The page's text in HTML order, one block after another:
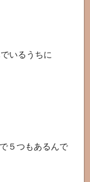
いるうちに
５つもあるんで